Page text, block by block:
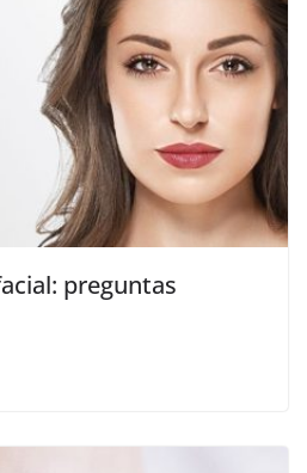
preguntas